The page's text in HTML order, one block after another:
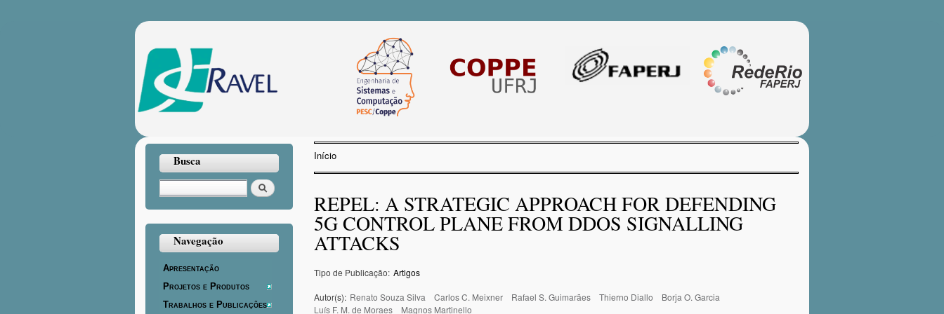
conteúdo
principal
Busca
Buscar
Navegação
Apresentação
Projetos e Produtos
Trabalhos e Publicações
Você está aqui
Início
REPEL: A STRATEGIC APPROACH FOR DEFENDING
5G CONTROL PLANE FROM DDOS SIGNALLING
ATTACKS
Tipo de Publicação: Artigos
Autor(s): Renato Souza Silva Carlos C. Meixner Rafael S. Guimarães Thierno Diallo
Borja O. Garcia
Luís F. M. de Moraes
Magnos Martinello